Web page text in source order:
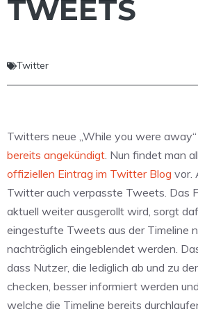
TWEETS
Twitter
Twitters neue „While you were
bereits angekündigt. Nun findet man
offiziellen Eintrag im Twitter Blog vor.
Twitter auch verpasste Tweets. Das
aktuell weiter ausgerollt wird, sorgt
eingestufte Tweets aus der Timeline
nachträglich eingeblendet werden.
dass Nutzer, die lediglich ab und zu
checken, besser informiert werden
welche die Timeline bereits